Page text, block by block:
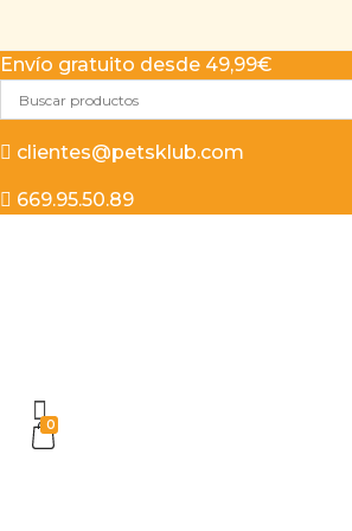
Envío gratuito desde 49,99€
clientes@petsklub.com
669.95.50.89
0